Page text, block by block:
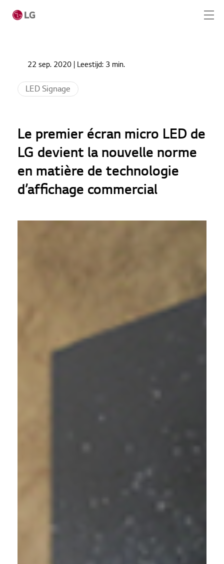
Producten
Cases
Nieuws
CONTACT
Le premier écran micro LED de LG devient la
nouvelle norme en matière de technologie
d’affichage commercial
22 sep. 2020 | Leestijd: 3 min.
LED Signage
Le premier écran micro LED de
LG devient la nouvelle norme
en matière de technologie
d’affichage commercial